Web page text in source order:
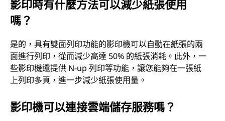
影印時有什麼方法可以減少紙張使用
嗎？
是的，具有雙面列印功能的影印機可以自動在紙張的兩
面進行列印，從而減少高達 50% 的紙張消耗。此外，一
些影印機還提供 N-up 列印等功能，讓您能夠在一張紙
上列印多頁，進一步減少紙張使用量。
影印機可以連接雲端儲存服務嗎？